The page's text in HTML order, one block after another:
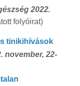
2022.
folyóirat)
tinikihívások
november, 22-